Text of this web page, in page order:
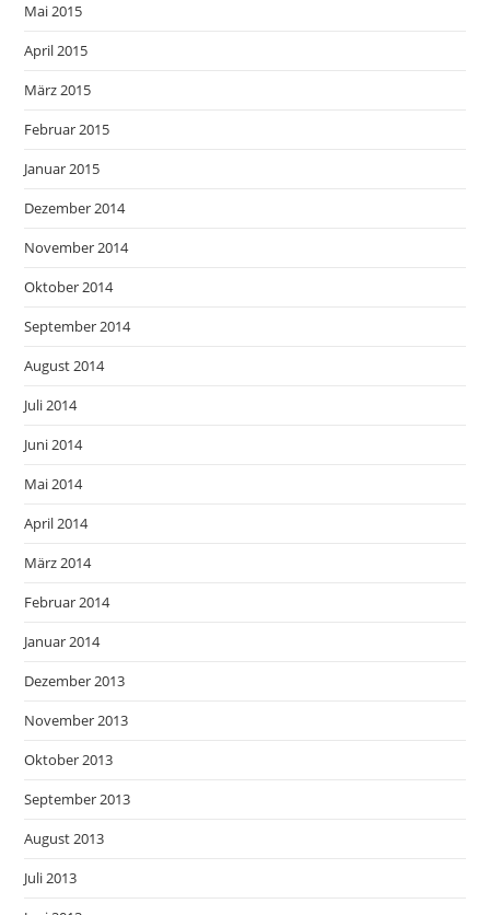
Mai 2015
April 2015
März 2015
Februar 2015
Januar 2015
Dezember 2014
November 2014
Oktober 2014
September 2014
August 2014
Juli 2014
Juni 2014
Mai 2014
April 2014
März 2014
Februar 2014
Januar 2014
Dezember 2013
November 2013
Oktober 2013
September 2013
August 2013
Juli 2013